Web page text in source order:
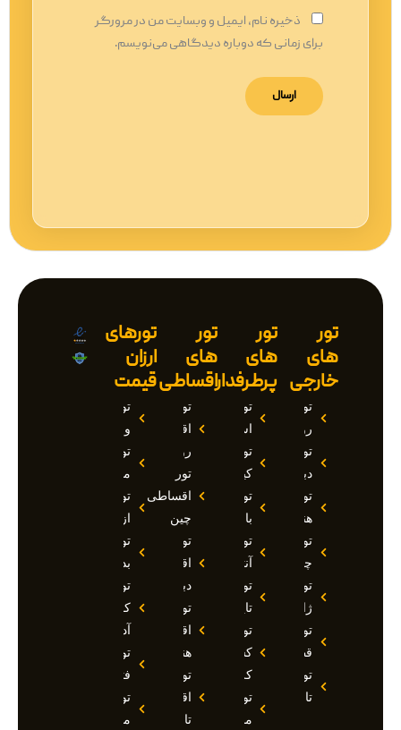
ذخیره نام، ایمیل و وبسایت من در مرورگر
برای زمانی که دوباره دیدگاهی می‌نویسم.
تور
های
خارجی
تور
روسیه
تور
دبی
تور
هند
تور
چین
تور
ژاپن
تور
قطر
تور
تاجیکستان
تور
های
پرطرفدار
تور
استانبول
تور
کیش
تور
بالی
تور
آنتالیا
تور
تایلند
تور
کشتی
کروز
تور
مالدیو
تور
های
اقساطی
تور
اقساطی
روسیه
تور
اقساطی
چین
تور
اقساطی
دبی
تور
اقساطی
هند
تور
اقساطی
تاجیکستان
تورهای
ارزان
قیمت
تور
وان
تور
مارماریس
تور
ازمیر
تور
بدروم
تور
کوش
آداسی
تور
فتحیه
تور
مالزی